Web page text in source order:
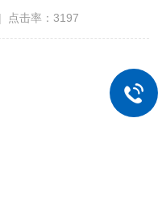
点击率：3197